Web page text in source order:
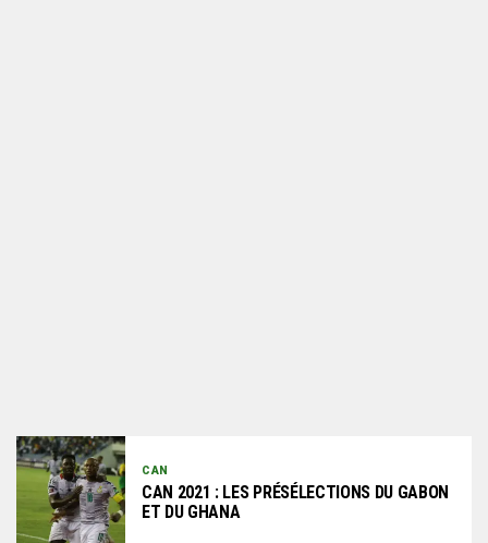
CAN
CAN 2021 : LES PRÉSÉLECTIONS DU GABON
ET DU GHANA